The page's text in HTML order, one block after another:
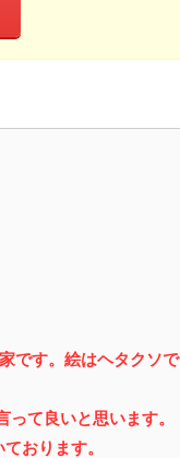
です。絵はヘタクソで
て良いと思います。
おります。